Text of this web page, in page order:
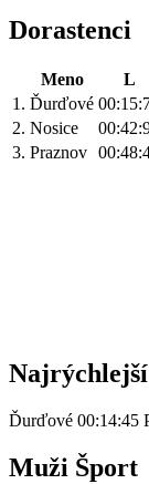
Dorastenci
Meno L
1. Ďurďové
2. Nosice
3. Praznov
Ďurďové 00:14:45
Muži Šport